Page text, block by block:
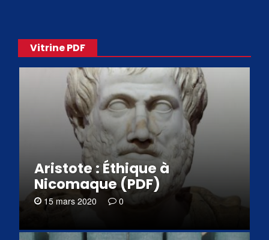
Vitrine PDF
Aristote : Éthique à
Nicomaque (PDF)
15 mars 2020 0